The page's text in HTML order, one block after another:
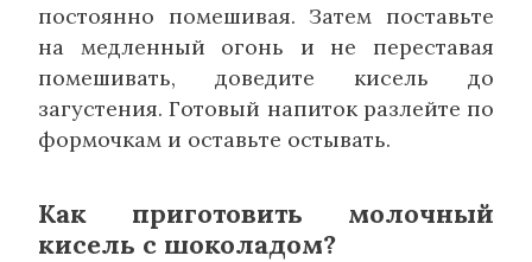
постоянно помешивая. Затем поставьте
на медленный огонь и не переставая
помешивать, доведите кисель до
загустения. Готовый напиток разлейте по
формочкам и оставьте остывать.
Как приготовить молочный
кисель с шоколадом?